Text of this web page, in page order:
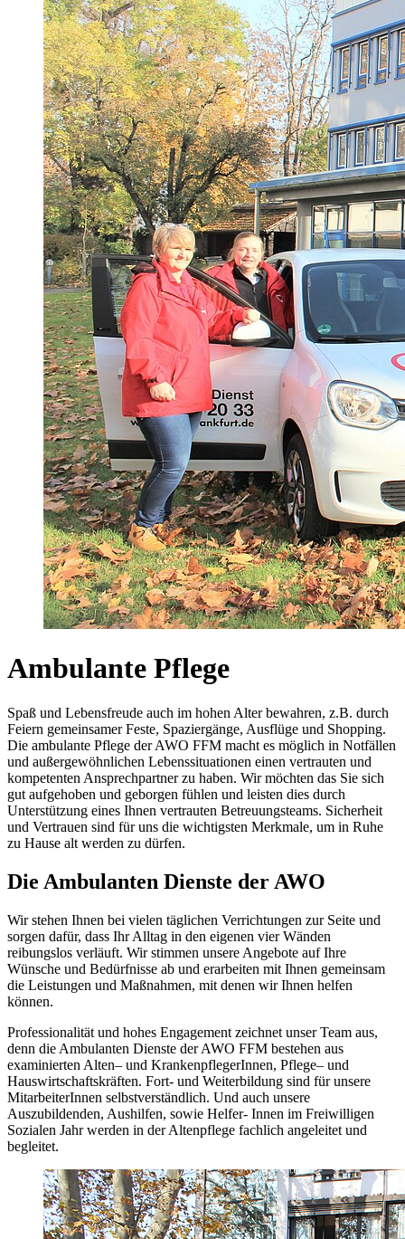
Ambulante Pflege
Spaß und Lebensfreude auch im hohen Alter bewahren, z.B. durch
Feiern gemeinsamer Feste, Spaziergänge, Ausflüge und Shopping.
Die ambulante Pflege der AWO FFM macht es möglich in Notfällen
und außergewöhnlichen Lebenssituationen einen vertrauten und
kompetenten Ansprechpartner zu haben. Wir möchten das Sie sich
gut aufgehoben und geborgen fühlen und leisten dies durch
Unterstützung eines Ihnen vertrauten Betreuungsteams. Sicherheit
und Vertrauen sind für uns die wichtigsten Merkmale, um in Ruhe
zu Hause alt werden zu dürfen.
Die Ambulanten Dienste der AWO
Wir stehen Ihnen bei vielen täglichen Verrichtungen zur Seite und
sorgen dafür, dass Ihr Alltag in den eigenen vier Wänden
reibungslos verläuft. Wir stimmen unsere Angebote auf Ihre
Wünsche und Bedürfnisse ab und erarbeiten mit Ihnen gemeinsam
die Leistungen und Maßnahmen, mit denen wir Ihnen helfen
können.
Professionalität und hohes Engagement zeichnet unser Team aus,
denn die Ambulanten Dienste der AWO FFM bestehen aus
examinierten Alten– und KrankenpflegerInnen, Pflege– und
Hauswirtschaftskräften. Fort- und Weiterbildung sind für unsere
MitarbeiterInnen selbstverständlich. Und auch unsere
Auszubildenden, Aushilfen, sowie Helfer- Innen im Freiwilligen
Sozialen Jahr werden in der Altenpflege fachlich angeleitet und
begleitet.